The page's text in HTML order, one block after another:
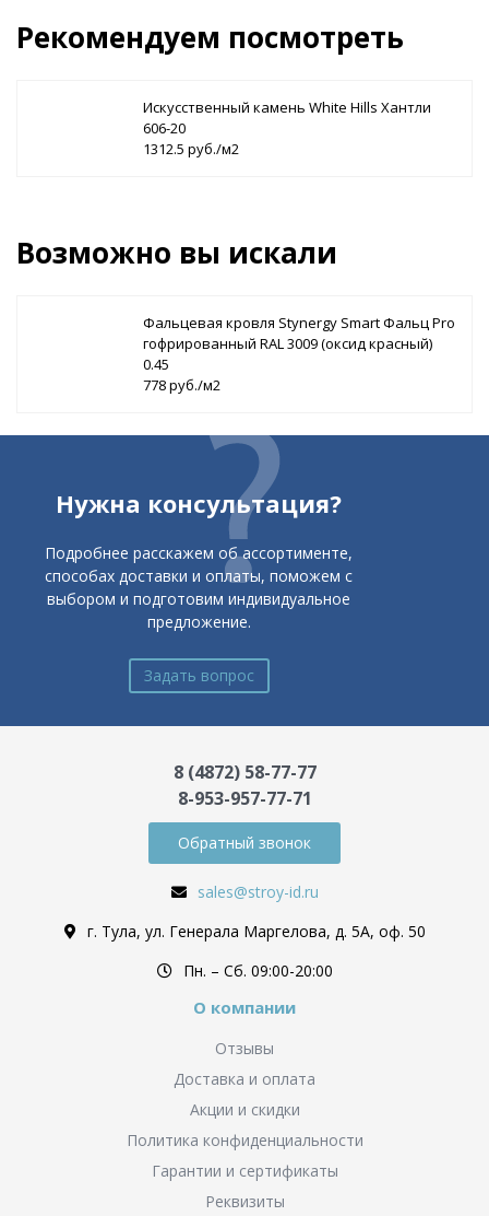
Рекомендуем посмотреть
Искусственный камень White Hills Хантли
606-20
1312.5 руб./м2
Возможно вы искали
Фальцевая кровля Stynergy Smart Фальц Pro
гофрированный RAL 3009 (оксид красный)
0.45
778 руб./м2
Нужна консультация?
Подробнее расскажем об ассортименте,
способах доставки и оплаты, поможем с
выбором и подготовим индивидуальное
предложение.
Задать вопрос
8 (4872) 58-77-77
8-953-957-77-71
Обратный звонок
sales@stroy-id.ru
г. Тула, ул. Генерала Маргелова, д. 5А, оф. 50
Пн. – Cб. 09:00-20:00
О компании
Отзывы
Доставка и оплата
Акции и скидки
Политика конфиденциальности
Гарантии и сертификаты
Реквизиты